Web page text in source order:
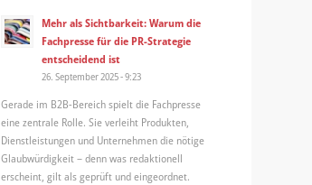
Mehr als Sichtbarkeit: Warum die
Fachpresse für die PR-Strategie
entscheidend ist
26. September 2025 - 9:23
Gerade im B2B-Bereich spielt die Fachpresse
eine zentrale Rolle. Sie verleiht Produkten,
Dienstleistungen und Unternehmen die nötige
Glaubwürdigkeit – denn was redaktionell
erscheint, gilt als geprüft und eingeordnet.